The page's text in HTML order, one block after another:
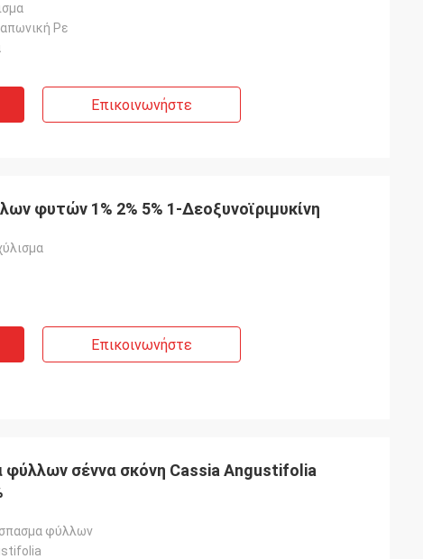
Ρε
Επικοινωνήστε
φυτών 1% 2% 5% 1-Δεοξυνοϊριμυκίνη
Επικοινωνήστε
φύλλων σέννα σκόνη Cassia Angustifolia
φύλλων